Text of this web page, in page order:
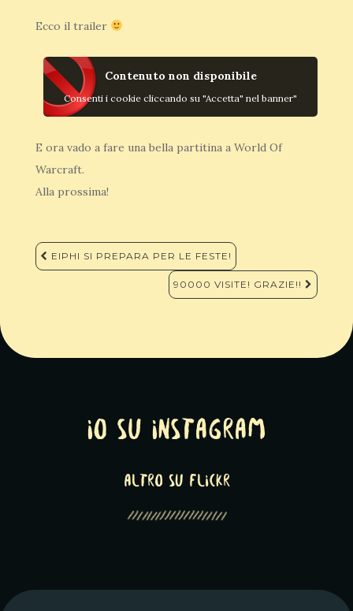
Ecco il trailer
Contenuto non disponibile
Consenti i cookie cliccando su "Accetta" nel banner"
E ora vado a fare una bella partitina a World Of
Warcraft.
Alla prossima!
Navigazione
articoli
EIPHI SI PREPARA PER LE FESTE!
90000 VISITE! GRAZIE!!
Io su Instagram
altro su Flickr